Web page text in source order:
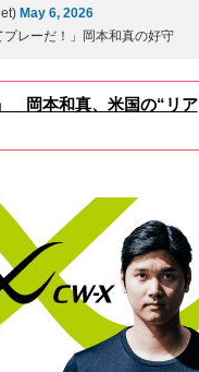
May 6, 2026
レーだ！」岡本和真の好守
岡本和真、米国の“リア